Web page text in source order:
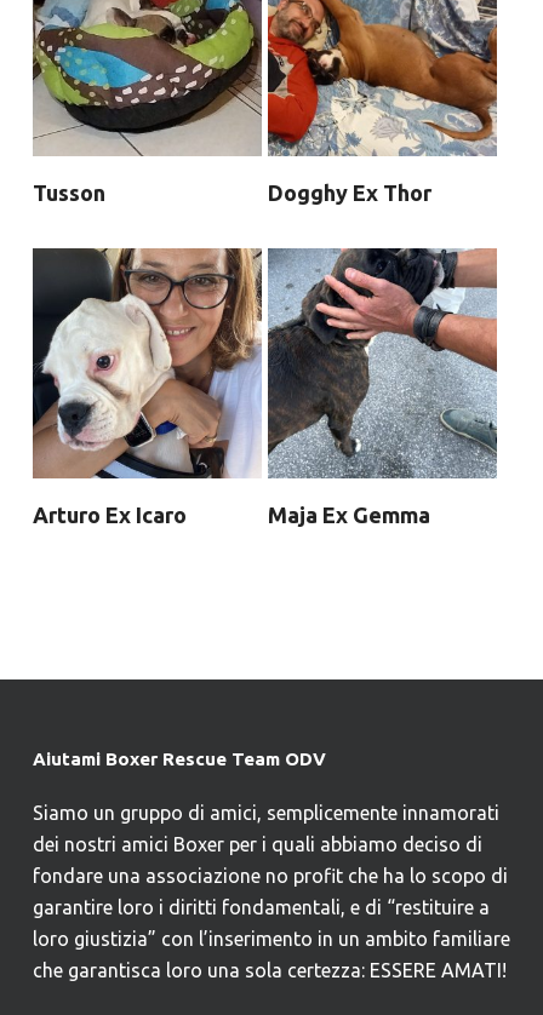
Tusson Dogghy Ex Thor
Arturo Ex Icaro Maja Ex Gemma
Aiutami Boxer Rescue Team ODV
Siamo un gruppo di amici, semplicemente innamorati
dei nostri amici Boxer per i quali abbiamo deciso di
fondare una associazione no profit che ha lo scopo di
garantire loro i diritti fondamentali, e di “restituire a
loro giustizia” con l’inserimento in un ambito familiare
che garantisca loro una sola certezza: ESSERE AMATI!